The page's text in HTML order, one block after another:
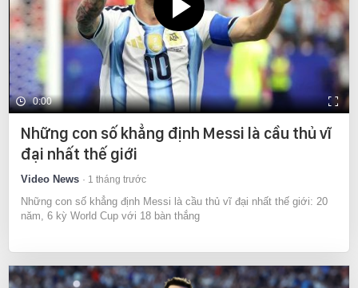
0:00
Những con số khẳng định Messi là cầu thủ vĩ
đại nhất thế giới
Video News 1 tháng trước
Những con số khẳng định Messi là cầu thủ vĩ đại nhất thế giới: 20
năm, 6 kỳ World Cup với 18 bàn thắng